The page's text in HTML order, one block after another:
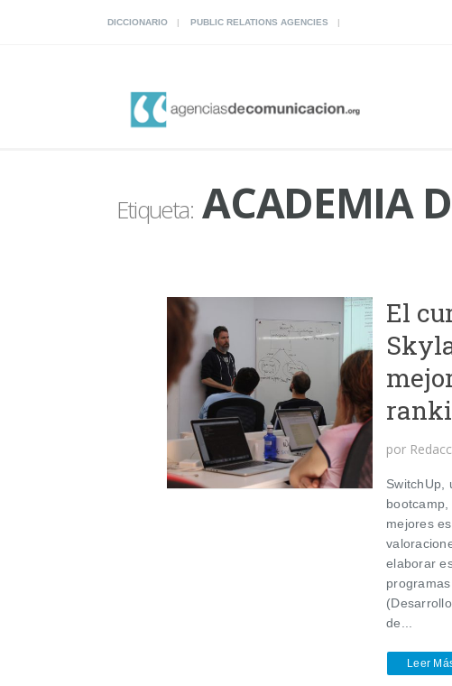
DICCIONARIO PUBLIC RELATIONS AGENCIES
Etiqueta:ACADEMIA
El
por
SwitchUp,
mejores
elaborar
de...
Leer